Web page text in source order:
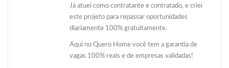
Já atuei como contratante e contratado, e criei
este projeto para repassar oportunidades
diariamente 100% gratuitamente.
Aqui no Quero Home você tem a garantia de
vagas 100% reais e de empresas validadas!